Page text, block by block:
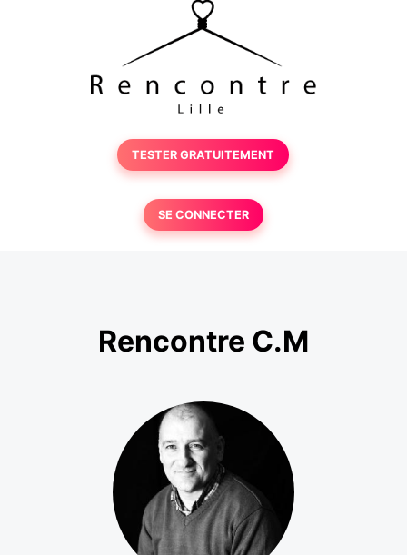
TESTER GRATUITEMENT
SE CONNECTER
Rencontre C.M